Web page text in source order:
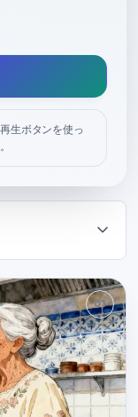
生ボタンを使っ